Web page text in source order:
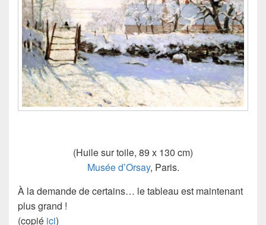
(Huile sur toile, 89 x 130 cm)
Musée d’Orsay, Paris.
À la demande de certains… le tableau est maintenant
plus grand !
(copié ici)